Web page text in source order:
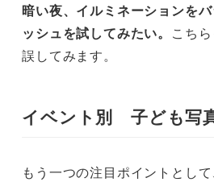
暗い夜、イルミネーションを
ッシュを試してみたい。 こち
誤してみます。
イベント別 子ども写
もう一つの注目ポイントとし